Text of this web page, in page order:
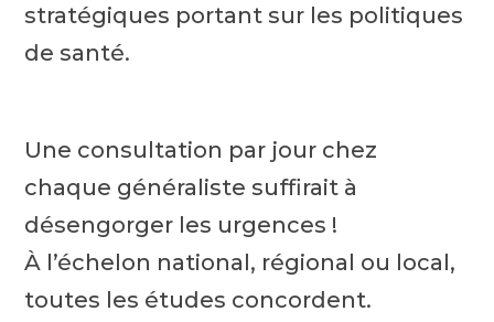
stratégiques portant sur les politiques
de santé.
Une consultation par jour chez
chaque généraliste suffirait à
désengorger les urgences !
À l’échelon national, régional ou local,
toutes les études concordent.